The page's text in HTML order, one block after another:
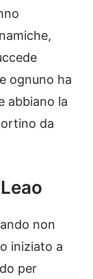
ognuno ha
abbiano la
da
non
iniziato a
per